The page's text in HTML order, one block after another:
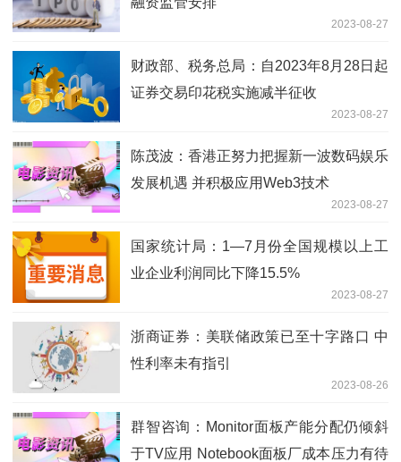
2023-08-27
财政部、税务总局：自2023年8月28日起
证券交易印花税实施减半征收
2023-08-27
陈茂波：香港正努力把握新一波数码娱乐
发展机遇 并积极应用Web3技术
2023-08-27
国家统计局：1—7月份全国规模以上工
业企业利润同比下降15.5%
2023-08-27
浙商证券：美联储政策已至十字路口 中
性利率未有指引
2023-08-26
群智咨询：Monitor面板产能分配仍倾斜
于TV应用 Notebook面板厂成本压力有待